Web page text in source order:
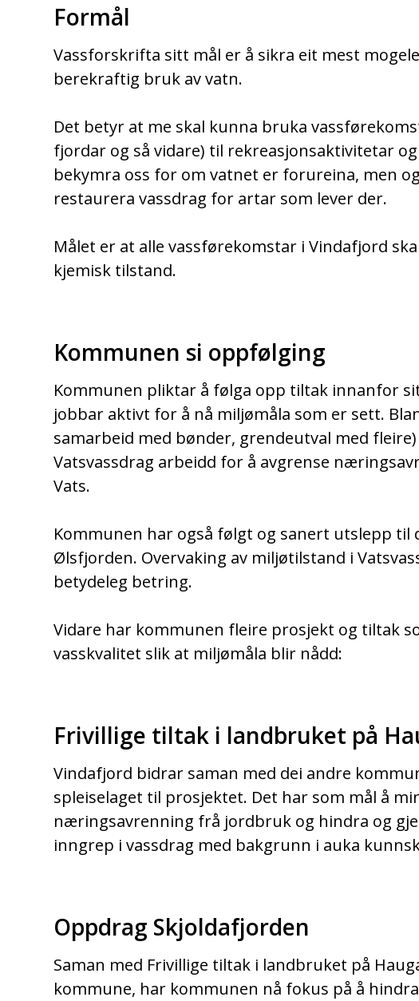
Formål
Vassforskrifta sitt mål er å sikra eit mest
berekraftig bruk av vatn.
Det betyr at me skal kunna bruka
fjordar og så vidare) til rekreasjonsaktivitetar
bekymra oss for om vatnet er forureina, men
restaurera vassdrag for artar som lever der.
Målet er at alle vassførekomstar i Vindafjord
kjemisk tilstand.
Kommunen si oppfølging
Kommunen pliktar å følga opp tiltak innanfor
jobbar aktivt for å nå miljømåla som er sett.
samarbeid med bønder, grendeutval med
Vatsvassdrag arbeidd for å avgrense
Vats.
Kommunen har også følgt og sanert utslepp
Ølsfjorden. Overvaking av miljøtilstand i
betydeleg betring.
Vidare har kommunen fleire prosjekt og tiltak
vasskvalitet slik at miljømåla blir nådd:
Frivillige tiltak i landbruket på
Vindafjord bidrar saman med dei andre
spleiselaget til prosjektet. Det har som mål å
næringsavrenning frå jordbruk og hindra og
inngrep i vassdrag med bakgrunn i auka
Oppdrag Skjoldafjorden
Saman med Frivillige tiltak i landbruket på
kommune, har kommunen nå fokus på å